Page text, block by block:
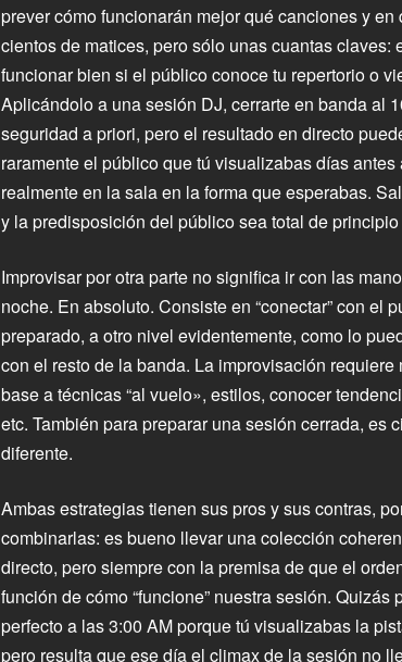
prever cómo funcionarán mejor qué canciones y
cientos de matices, pero sólo unas cuantas claves:
funcionar bien si el público conoce tu repertorio o
Aplicándolo a una sesión DJ, cerrarte en banda al
seguridad a priori, pero el resultado en directo
raramente el público que tú visualizabas días
realmente en la sala en la forma que esperabas.
y la predisposición del público sea total de
Improvisar por otra parte no significa ir con las
noche. En absoluto. Consiste en “conectar” con el
preparado, a otro nivel evidentemente, como lo
con el resto de la banda. La improvisación
base a técnicas “al vuelo», estilos, conocer
etc. También para preparar una sesión cerrada, es
diferente.
Ambas estrategias tienen sus pros y sus contras,
combinarlas: es bueno llevar una colección
directo, pero siempre con la premisa de que el
función de cómo “funcione” nuestra sesión. Quizás
perfecto a las 3:00 AM porque tú visualizabas la
pero resulta que ese día el climax de la sesión no